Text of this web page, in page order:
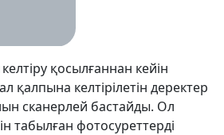
келтіру қосылғаннан кейін
қалпына келтірілетін деректер
сканерлей бастайды. Ол
табылған фотосуреттерді